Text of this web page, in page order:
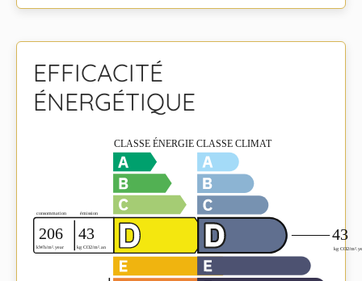
EFFICACITÉ
ÉNERGÉTIQUE